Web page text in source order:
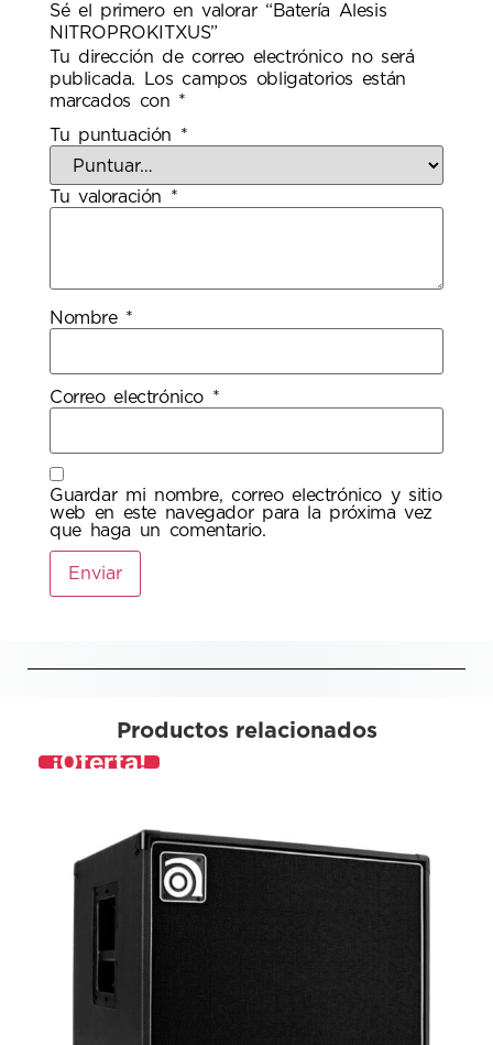
Sé el primero en valorar “Batería Alesis
NITROPROKITXUS”
Tu dirección de correo electrónico no será
publicada.
Los campos obligatorios están
marcados con *
Tu puntuación *
Tu valoración *
Nombre *
Correo electrónico *
Guardar mi nombre, correo electrónico y sitio
web en este navegador para la próxima vez
que haga un comentario.
Productos relacionados
¡Oferta!